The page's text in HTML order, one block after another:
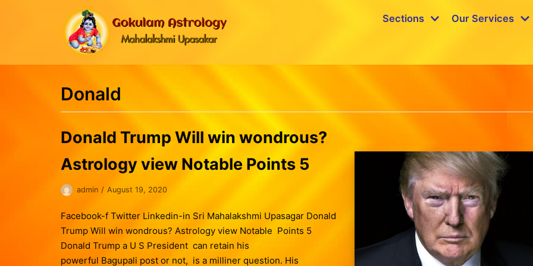
content
Sections Our Services
Donald
Donald Trump Will win wondrous?
Astrology view Notable Points 5
admin August 19, 2020
Facebook-f Twitter Linkedin-in Sri Mahalakshmi Upasagar Donald
Trump Will win wondrous? Astrology view Notable Points 5
Donald Trump a U S President can retain his
powerful Bagupali post or not, is a milliner question. His